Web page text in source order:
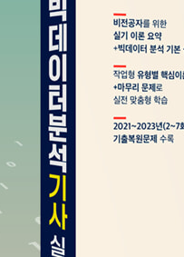
원문제 정답 및 해설
원문제 정답 및 해설
원문제 정답 및 해설
원문제 정답 및 해설
원문제 정답 및 해설
원문제 정답 및 해설